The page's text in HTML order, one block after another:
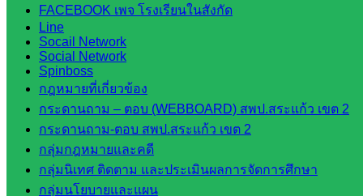
FACEBOOK เพจ โรงเรียนในสังกัด
Line
Socail Network
Social Network
Spinboss
กฎหมายที่เกี่ยวข้อง
กระดานถาม – ตอบ (WEBBOARD) สพป.สระแก้ว เขต 2
กระดานถาม-ตอบ สพป.สระแก้ว เขต 2
กลุ่มกฎหมายและคดี
กลุ่มนิเทศ ติดตาม และประเมินผลการจัดการศึกษา
กลุ่มนโยบายและแผน
สพป.
สระแก้ว
เขต 1
สพป.สระแก้ว
เขต 2
โรงเรียน
ในสังกัด
สพป.สระแก้ว
เขต 1
โรงเรียน